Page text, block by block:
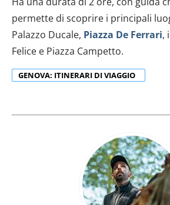
permette di scoprire i principali
Palazzo Ducale, Piazza De Ferrari,
Felice e Piazza Campetto.
GENOVA: ITINERARI DI VIAGGIO